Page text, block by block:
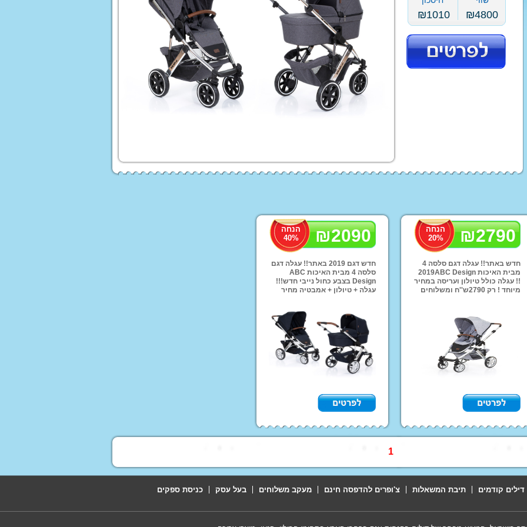
עגלת תינוק בבה קומפורט
עגלות סייבקס - CYBEX
עגלת תינוק ג'נה ריידר
עגלות מאמס אנד פאפס
טיולון פג פרגו
טיולוני Baby Jogger
כסא אוכל לתינוק מצעים לורה סוויסרה
מצעים לעריסות ולולים
תלת אופן לילדים
טרקטור פדלים לילדים
סוללות לממונעים
מוצרי הנקה והאכלה מזרונים ומשטחי פעילות
הליכון לתינוק מיטות מעבר
₪4800
₪1010
₪2790
הנחה
20%
חדש באתר!! עגלה דגם סלסה 4
מבית האיכות 2019ABC Design
!! עגלה כולל טיולון ועריסה במחיר
מיוחד ! רק 2790ש''ח ומשלוחים
₪2090
הנחה
40%
חדש דגם 2019 באתר!! עגלה דגם
סלסה 4 מבית האיכות ABC
Design בצבע כחול נייבי חדש!!!
עגלה + טיולון + אמבטיה מחיר
לקבלת הטבה התקשרו לחנות!!*
1
דילים קודמים תיבת המשאלות צ'ופרים להדפסה חינם מעקב משלוחים בעל עסק
כניסת ספקים